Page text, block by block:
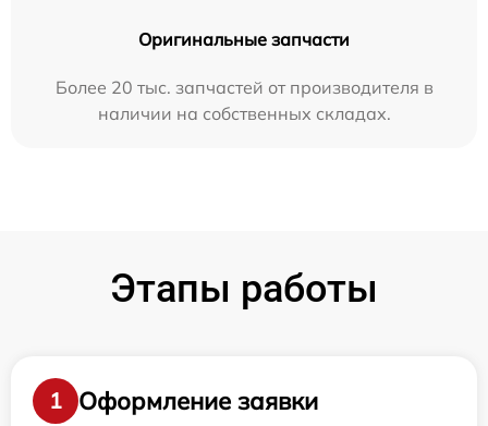
Оригинальные запчасти
Более 20 тыс. запчастей от производителя в
наличии на собственных складах.
Этапы работы
1
Оформление заявки